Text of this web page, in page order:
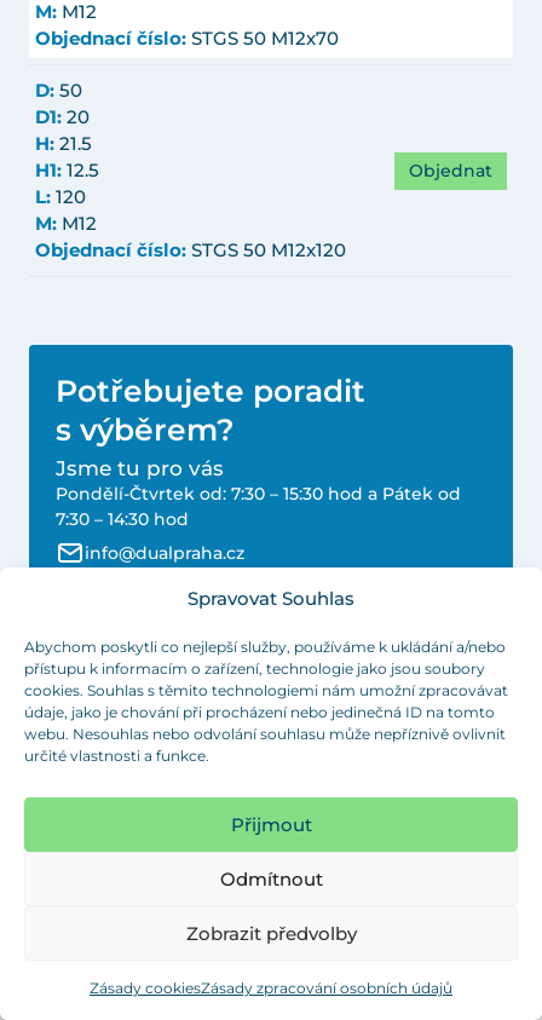
Spravovat Souhlas
Abychom poskytli co nejlepší služby, používáme k ukládání a/nebo
přístupu k informacím o zařízení, technologie jako jsou soubory
cookies. Souhlas s těmito technologiemi nám umožní zpracovávat
údaje, jako je chování při procházení nebo jedinečná ID na tomto
webu. Nesouhlas nebo odvolání souhlasu může nepříznivě ovlivnit
určité vlastnosti a funkce.
Přijmout
Odmítnout
Zobrazit předvolby
Zásady cookiesZásady zpracování osobních údajů
M: M12
Objednací číslo: STGS 50 M12x70
D: 50
D1: 20
H: 21.5
H1: 12.5
L: 120
M: M12
Objednací číslo: STGS 50 M12x120
Objednat
Potřebujete poradit
s výběrem?
Jsme tu pro vás
Pondělí-Čtvrtek od: 7:30 – 15:30 hod a Pátek od
7:30 – 14:30 hod
info@dualpraha.cz
+420 725 802 767
+420 222 721 649
Související produkty